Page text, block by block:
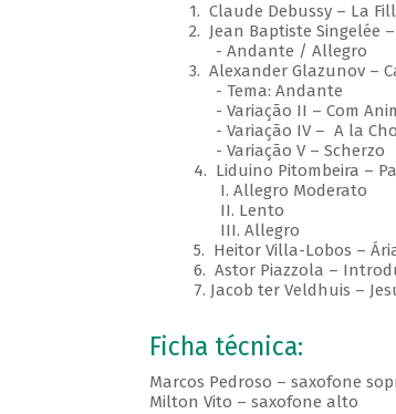
1. Claude Debussy – La
2. Jean Baptiste Singelée –
- Andante / Allegro
3. Alexander Glazunov –
- Tema: Andante
- Variação II – Com
- Variação IV – A la
- Variação V – Scherzo
4. Liduino Pitombeira –
I. Allegro Moderato
II. Lento
III. Allegro
5. Heitor Villa-Lobos – Ária
6. Astor Piazzola –
7. Jacob ter Veldhuis –
Ficha técnica:
Marcos Pedroso – saxofone
Milton Vito – saxofone alto